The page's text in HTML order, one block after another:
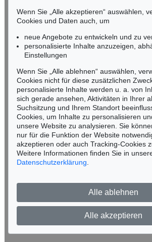
81829 München
Tel.: +49 (0)89 55 244-0
Fax: +49 (0)89 55 244-177
info@kettererkunst.de
HAMBURG
Louisa von Saucken / Undine Schleifer
Holstenwall 5
20355 Hamburg
Tel.: +49 (0)40 37 49 61-0
Fax: +49 (0)40 37 49 61-66
infohamburg@kettererkunst.de
BERLIN
Fasanenstr. 70
Tel.: +49 (0)30 88 67 53-63
Fax: +49 (0)30 88 67 56-43
infoberlin@kettererkunst.de
Wenn Sie „Alle akzeptieren“ auswählen,
Cookies und Daten auch, um
neue Angebote zu entwickeln und zu
personalisierte Inhalte anzuzeigen,
Einstellungen
Wenn Sie „Alle ablehnen“ auswählen,
Cookies nicht für diese zusätzlichen
personalisierte Inhalte werden u. a. von
sich gerade ansehen, Aktivitäten in Ihrer
Suchsitzung und Ihrem Standort
Cookies, um Inhalte zu personalisieren
unsere Website zu analysieren. Sie
nur für die Funktion der Website
akzeptieren oder auch Tracking-Cookies
Weitere Informationen finden Sie in
Datenschutzerklärung
Alle ablehnen
Alle akzeptieren